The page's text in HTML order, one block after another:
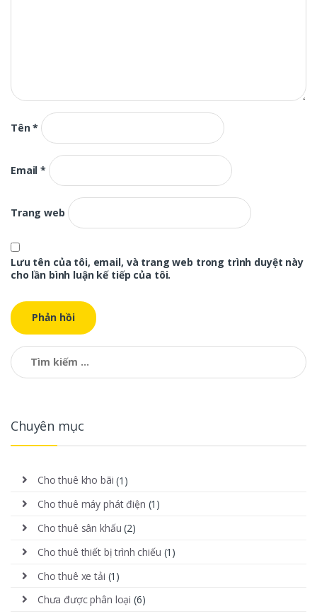
Tên*
Email*
Trang web
Lưu tên của tôi, email, và trang web trong trình duyệt này
cho lần bình luận kế tiếp của tôi.
Tìm kiếm cho:
Chuyên mục
Cho thuê kho bãi (1)
Cho thuê máy phát điện (1)
Cho thuê sân khấu (2)
Cho thuê thiết bị trình chiếu (1)
Cho thuê xe tải (1)
Chưa được phân loại (6)